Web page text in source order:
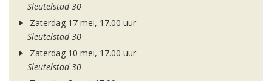
Sleutelstad 30
Zaterdag 17 mei, 17.00 uur
Sleutelstad 30
Zaterdag 10 mei, 17.00 uur
Sleutelstad 30